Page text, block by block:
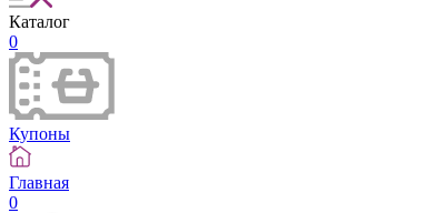
Каталог
0
Купоны
Главная
0